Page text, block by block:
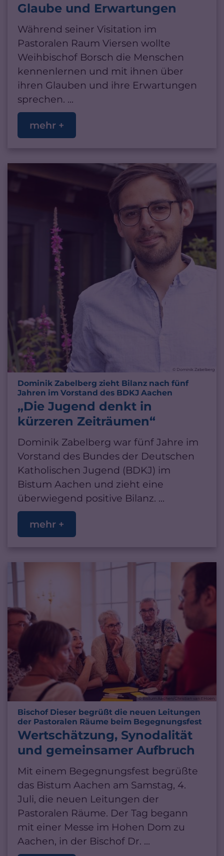
Glaube und Erwartungen
Während seiner Visitation im
Pastoralen Raum Viersen wollte
Weihbischof Borsch die Menschen
kennenlernen und mit ihnen über
ihren Glauben und ihre Erwartungen
sprechen. ...
mehr +
© Dominik Zabelberg
Dominik Zabelberg zieht Bilanz nach fünf
Jahren im Vorstand des BDKJ Aachen
„Die Jugend denkt in
kürzeren Zeiträumen“
Dominik Zabelberg war fünf Jahre im
Vorstand des Bundes der Deutschen
Katholischen Jugend (BDKJ) im
Bistum Aachen und zieht eine
überwiegend positive Bilanz. ...
mehr +
© Bistum Aachen/Christian van t'Hoen
Bischof Dieser begrüßt die neuen Leitungen
der Pastoralen Räume beim Begegnungsfest
Wertschätzung, Synodalität
und gemeinsamer Aufbruch
Mit einem Begegnungsfest begrüßte
das Bistum Aachen am Samstag, 4.
Juli, die neuen Leitungen der
Pastoralen Räume. Der Tag begann
mit einer Messe im Hohen Dom zu
Aachen, in der Bischof Dr. ...